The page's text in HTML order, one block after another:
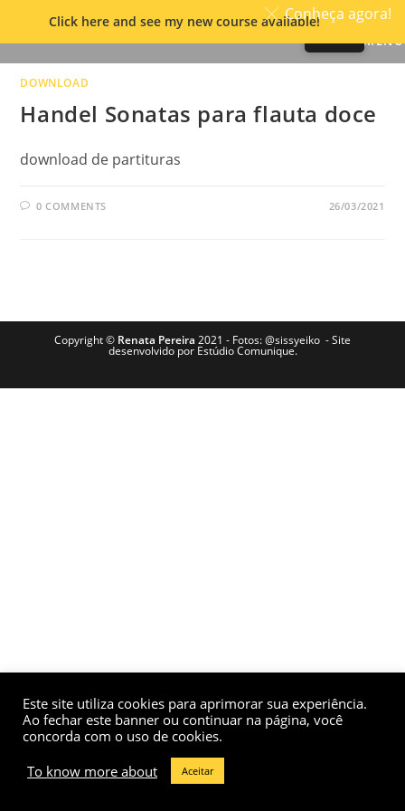
Conheça agora!
Click here and see my new course available!
MENU
DOWNLOAD
Handel Sonatas para flauta doce
download de partituras
0 COMMENTS 26/03/2021
Copyright © Renata Pereira 2021 - Fotos:@sissyeiko - Site
desenvolvido por Estúdio Comunique.
Este site utiliza cookies para aprimorar sua experiência.
Ao fechar este banner ou continuar na página, você
concorda com o uso de cookies.
To know more about
Aceitar